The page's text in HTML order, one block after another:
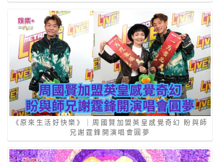
《原來生活好快樂》｜周國賢加盟英皇感覺奇幻 盼與師
兄謝霆鋒開演唱會圓夢